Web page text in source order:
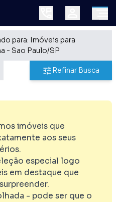
para: Imóveis para
- Sao Paulo/SP
Refinar Busca
imóveis que
aos seus
especial logo
em destaque que
- pode ser que o